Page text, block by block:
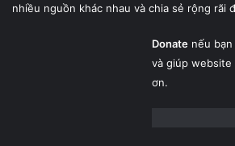
nhiều nguồn khác nhau và chia sẻ rộng rãi
Donatenếu bạn
và giúp website
ơn.